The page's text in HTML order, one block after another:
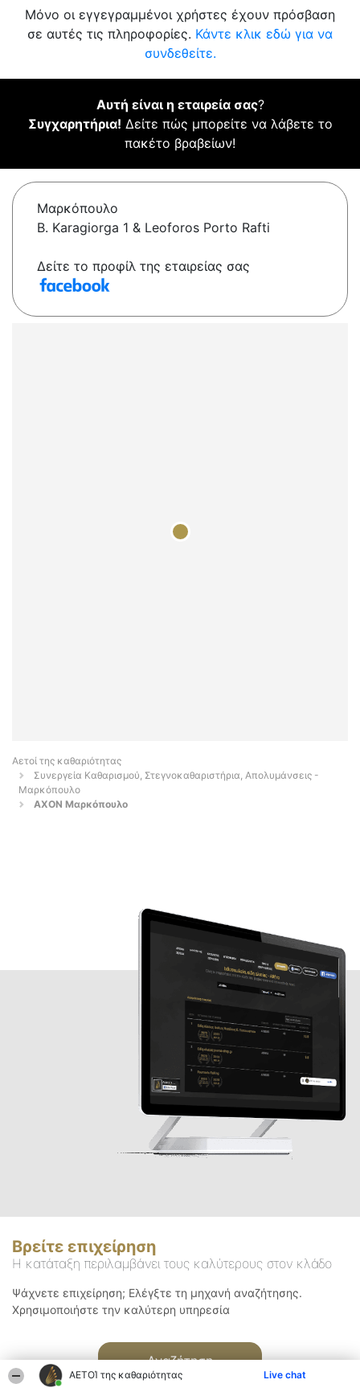
ΑΕΤΟΊ της καθαριότητας Live chat
Μόνο οι εγγεγραμμένοι χρήστες έχουν πρόσβαση
σε αυτές τις πληροφορίες. Κάντε κλικ εδώ για να
συνδεθείτε.
Αυτή είναι η εταιρεία σας?
Συγχαρητήρια! Δείτε πώς μπορείτε να λάβετε το
πακέτο βραβείων!
Μαρκόπουλο
B. Karagiorga 1 & Leoforos Porto Rafti
Δείτε το προφίλ της εταιρείας σας
Αετοί της καθαριότητας
Συνεργεία Καθαρισμού, Στεγνοκαθαριστήρια, Απολυμάνσεις -
Μαρκόπουλο
AXON Μαρκόπουλο
Βρείτε επιχείρηση
Η κατάταξη περιλαμβάνει τους καλύτερους στον κλάδο
Ψάχνετε επιχείρηση; Ελέγξτε τη μηχανή αναζήτησης.
Χρησιμοποιήστε την καλύτερη υπηρεσία
Αναζήτηση